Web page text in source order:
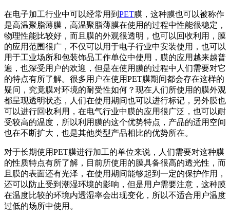
在电子加工行业中可以经常用到 PET膜，这种膜也可以被称作
是高温聚脂薄膜，高温聚脂薄膜在使用的过程中性能很稳定，
物理性能比较好，而且膜的外观很透明，也可以回收利用，膜
的应用范围很广，不仅可以用于电子行业中安装使用，也可以
用于工业场所和包装饰品工作单位中使用，膜的应用越来越普
遍，也深受用户的欢迎，但是在使用膜的过程中人们需要对它
的特点有所了解。很多用户在使用PET膜期间都会存在这样的
疑问，究竟膜对环境的耐受性如何？现在人们所使用的膜外观
都呈现透明状态，人们在使用期间也可以进行标记，另外膜也
可以进行回收利用，在电气行业中膜的应用很广泛，也可以耐
受较高的温度，所以利用膜的这个优势特点，产品的适用空间
也在不断扩大，也是其他类型产品相比的优势所在。
对于长期使用PET膜进行加工的单位来说，人们需要对这种膜
的性质特点有所了解，目前所使用的膜具备很高的透光性，而
且膜的表面还有光泽，在使用期间能够起到一定的保护作用，
还可以防止受到潮湿环境的影响，但是用户需要注意，这种膜
在温度比较的环境内透湿率会出现变化，所以不适合用户温度
过低的场所中使用。